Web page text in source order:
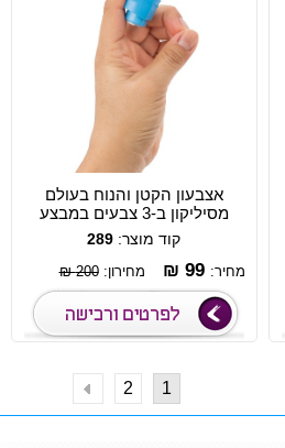
אצבעון הקטן והנוח בעולם
מסיליקון ב-3 צבעים במבצע
קוד מוצר: 289
מחיר: 99 ₪ מחירון:200 ₪
1
2